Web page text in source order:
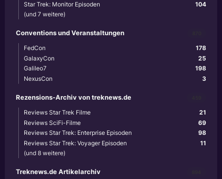
104
Star Trek: Monitor Episoden
(und 7 weitere)
Conventions und Veranstaltungen
178
FedCon
25
GalaxyCon
198
Galileo7
3
NexusCon
Rezensions-Archiv von treknews.de
21
Reviews Star Trek Filme
69
Reviews SciFi-Filme
98
Reviews Star Trek: Enterprise Episoden
11
Reviews Star Trek: Voyager Episoden
(und 8 weitere)
Treknews.de Artikelarchiv